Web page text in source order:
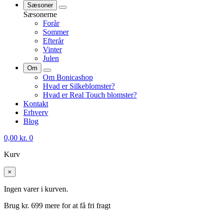
Sæsoner
Sæsonerne
Forår
Sommer
Efterår
Vinter
Julen
Om
Om Bonicashop
Hvad er Silkeblomster?
Hvad er Real Touch blomster?
Kontakt
Erhverv
Blog
0,00 kr. 0
Kurv
×
Ingen varer i kurven.
Brug kr. 699 mere for at få fri fragt